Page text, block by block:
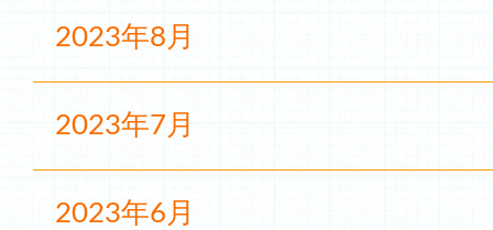
2023年8月
2023年7月
2023年6月